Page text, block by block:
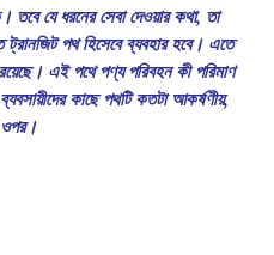
তবে যে ধরনের সেবা দেওয়ার কথা, তা
ট্রানজিট পথ হিসেবে ব্যবহার হবে। এতে
এই পথে পণ্য পরিবহন কী পরিমাণ
কাছে পথটি কতটা আকর্ষণীয়,
ওপর।